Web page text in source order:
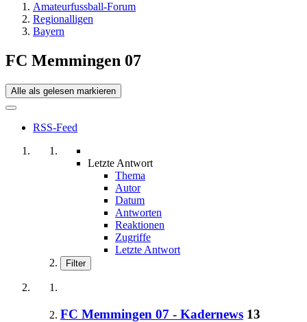
Amateurfussball-Forum
Regionalligen
Bayern
FC Memmingen 07
Alle als gelesen markieren
RSS-Feed
Letzte Antwort
Thema
Autor
Datum
Antworten
Reaktionen
Zugriffe
Letzte Antwort
Filter
FC Memmingen 07 - Kadernews 13